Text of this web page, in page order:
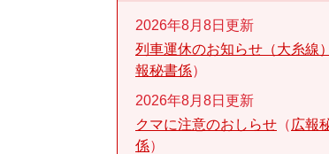
2026年8月8日更新
列車運休のお知らせ（大糸線）
報秘書係
2026年8月8日更新
クマに注意のおしらせ
広報
係